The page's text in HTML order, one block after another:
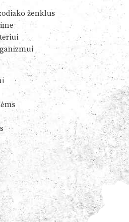
ženklus